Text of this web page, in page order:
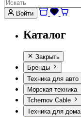
Войти
Каталог
Закрыть
Бренды
Техника для авто
Морская техника
Tchernov Cable
Техника для дома